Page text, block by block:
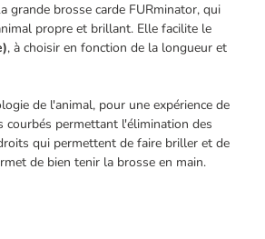
grande brosse carde FURminator, qui
propre et brillant. Elle facilite le
, à choisir en fonction de la longueur et
de l'animal, pour une expérience de
courbés permettant l'élimination des
qui permettent de faire briller et de
de bien tenir la brosse en main.